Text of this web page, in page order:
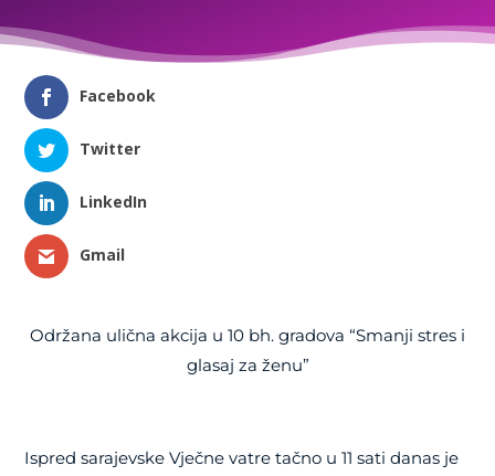
Facebook
Twitter
LinkedIn
Gmail
Održana ulična akcija u 10 bh. gradova “Smanji stres i
glasaj za ženu”
Ispred sarajevske Vječne vatre tačno u 11 sati danas je